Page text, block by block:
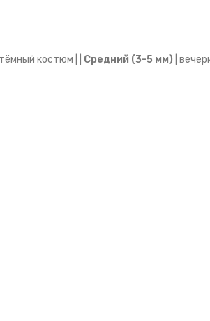
костюм | | Средний (3-5 мм) |